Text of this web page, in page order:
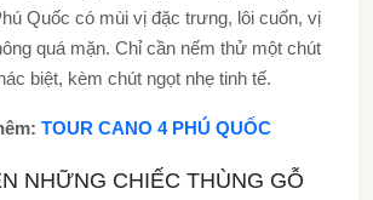
Quốc có mùi vị đặc trưng, lôi cuốn, vị
quá mặn. Chỉ cần nếm thử một chút
biệt, kèm chút ngọt nhẹ tinh tế.
TOUR CANO 4 PHÚ QUỐC
NHỮNG CHIẾC THÙNG GỖ